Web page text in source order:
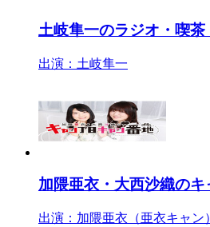
土岐隼一のラジオ・喫茶
出演：土岐隼一
加隈亜衣・大西沙織の
出演：加隈亜衣（亜衣キャン